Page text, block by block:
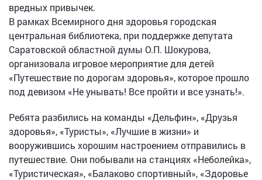
вредных привычек.
В рамках Всемирного дня здоровья городская
центральная библиотека, при поддержке депутата
Саратовской областной думы О.П. Шокурова,
организовала игровое мероприятие для детей
«Путешествие по дорогам здоровья», которое прошло
под девизом «Не унывать! Все пройти и все узнать!».
Ребята разбились на команды «Дельфин», «Друзья
здоровья», «Туристы», «Лучшие в жизни» и
вооружившись хорошим настроением отправились в
путешествие. Они побывали на станциях «Неболейка»,
«Туристическая», «Балаково спортивный», «Здоровье